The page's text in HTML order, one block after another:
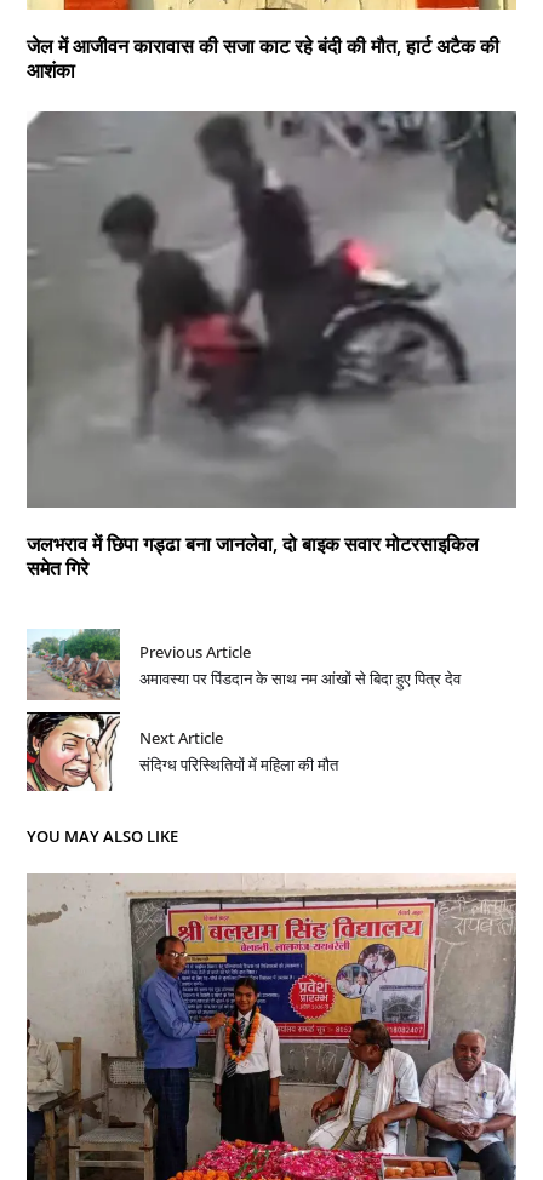
जेल में आजीवन कारावास की सजा काट रहे बंदी की मौत, हार्ट अटैक की
आशंका
जलभराव में छिपा गड्ढा बना जानलेवा, दो बाइक सवार मोटरसाइकिल
समेत गिरे
Previous Article
अमावस्या पर पिंडदान के साथ नम आंखों से बिदा हुए पित्र देव
Next Article
संदिग्ध परिस्थितियों में महिला की मौत
YOU MAY ALSO LIKE